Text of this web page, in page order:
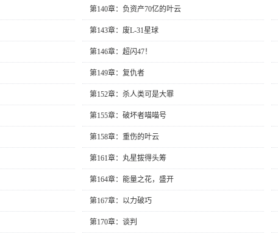
第140章：负资产70亿的叶云
第143章：废L-31星球
第146章：超闪47！
第149章：复仇者
第152章：杀人类可是大罪
第155章：破坏者喵喵号
第158章：重伤的叶云
第161章：丸星拔得头筹
第164章：能量之花，盛开
第167章：以力破巧
第170章：谈判